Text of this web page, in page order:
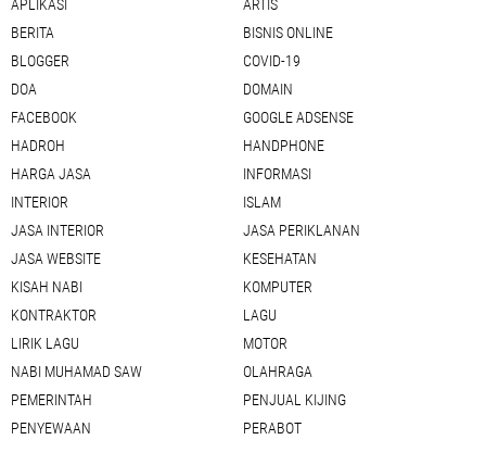
APLIKASI
ARTIS
BERITA
BISNIS ONLINE
BLOGGER
COVID-19
DOA
DOMAIN
FACEBOOK
GOOGLE ADSENSE
HADROH
HANDPHONE
HARGA JASA
INFORMASI
INTERIOR
ISLAM
JASA INTERIOR
JASA PERIKLANAN
JASA WEBSITE
KESEHATAN
KISAH NABI
KOMPUTER
KONTRAKTOR
LAGU
LIRIK LAGU
MOTOR
NABI MUHAMAD SAW
OLAHRAGA
PEMERINTAH
PENJUAL KIJING
PENYEWAAN
PERABOT